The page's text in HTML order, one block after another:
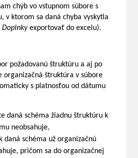
chýb vo vstupnom súbore s
v ktorom sa daná chyba vyskytla
Doplnkyexportovať do excelu).
požadovanú štruktúru a aj po
organizačná štruktúra v súbore
s platnosťou od dátumu
daná schéma žiadnu štruktúru k
neobsahuje,
daná schéma už organizačnú
pričom sa do organizačnej